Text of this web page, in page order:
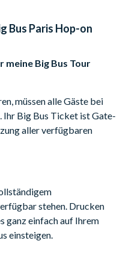
aufwartet.
Sie sich, während Sie
6 verschiedenen
auf der Seine in Ihrem
die Stadt auch bei Nacht
bei Nacht,
des Eiffelturms,
Tours Paris bietet Ihnen
in der Stadt.
zur Auswahl:
verkehren
können
Bitte informieren Sie sich
Dezember und 14. Juli
Bus-Informationszentrum,
oder bei den
Haltestellen ein.
eingelöst werden, das
Parisiens stellen nach
Ticket aus. Bitte
Betriebszeiten direkt
Website
Bus Paris Hop-on
meine Big Bus Tour
müssen alle Gäste bei
Ihr Big Bus Ticket ist Gate-
aller verfügbaren
stehen. Drucken
ganz einfach auf Ihrem
einsteigen.